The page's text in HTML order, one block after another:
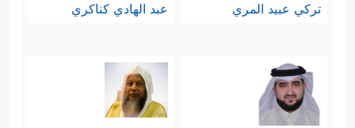
تركي عبيد المري عبد الهادي كناكري